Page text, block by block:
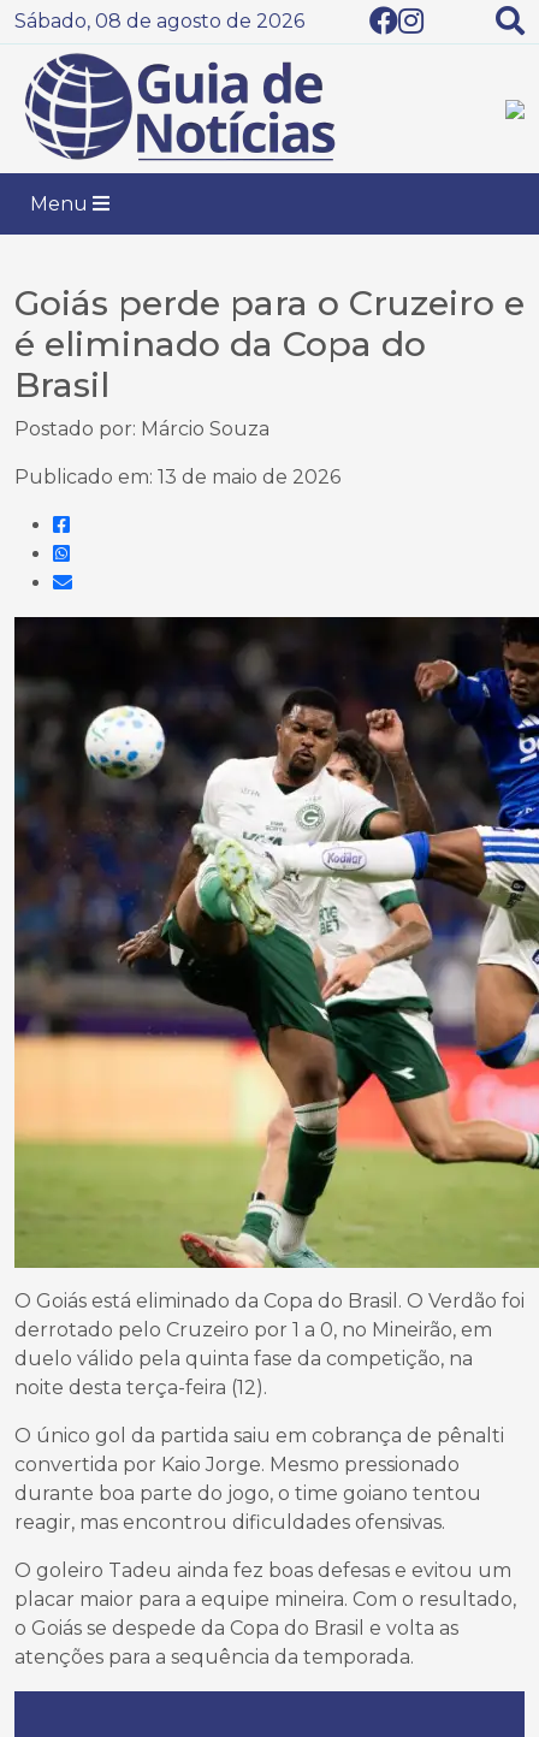
Sábado, 08 de agosto de 2026
Menu
Goiás perde para o Cruzeiro e
é eliminado da Copa do
Brasil
Postado por: Márcio Souza
Publicado em: 13 de maio de 2026
O Goiás está eliminado da Copa do Brasil. O Verdão foi
derrotado pelo Cruzeiro por 1 a 0, no Mineirão, em
duelo válido pela quinta fase da competição, na
noite desta terça-feira (12).
O único gol da partida saiu em cobrança de pênalti
convertida por Kaio Jorge. Mesmo pressionado
durante boa parte do jogo, o time goiano tentou
reagir, mas encontrou dificuldades ofensivas.
O goleiro Tadeu ainda fez boas defesas e evitou um
placar maior para a equipe mineira. Com o resultado,
o Goiás se despede da Copa do Brasil e volta as
atenções para a sequência da temporada.